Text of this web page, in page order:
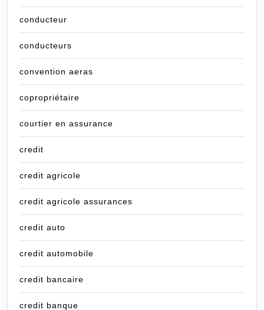
conducteur
conducteurs
convention aeras
copropriétaire
courtier en assurance
credit
credit agricole
credit agricole assurances
credit auto
credit automobile
credit bancaire
credit banque